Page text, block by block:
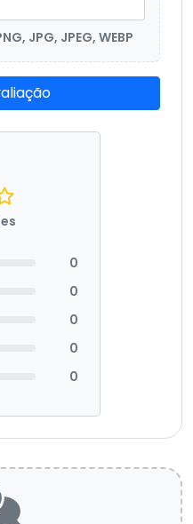
JPG, JPEG, WEBP
0
0
0
0
0